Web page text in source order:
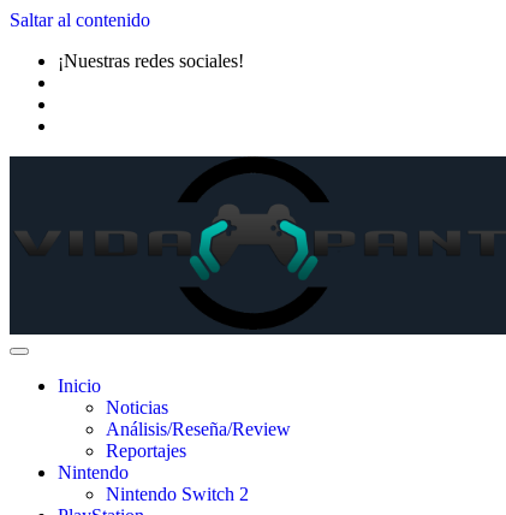
Saltar al contenido
¡Nuestras redes sociales!
Inicio
Noticias
Análisis/Reseña/Review
Reportajes
Nintendo
Nintendo Switch 2